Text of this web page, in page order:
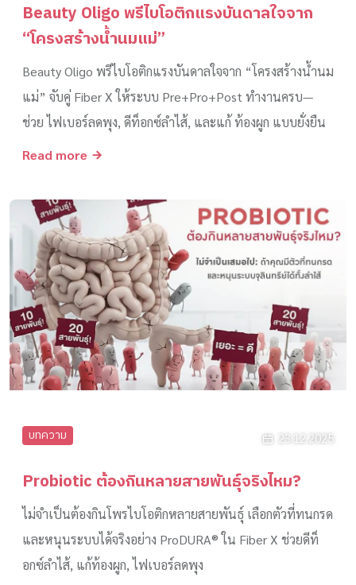
Beauty Oligo พรีไบโอติกแรงบันดาลใจจาก
“โครงสร้างน้ำนมแม่”
Beauty Oligo พรีไบโอติกแรงบันดาลใจจาก “โครงสร้างน้ำนม
แม่” จับคู่ Fiber X ให้ระบบ Pre+Pro+Post ทำงานครบ—
ช่วย ไฟเบอร์ลดพุง, ดีท็อกซ์ลำไส้, และแก้ ท้องผูก แบบยั่งยืน
Read more
บทความ 23.12.2025
Probiotic ต้องกินหลายสายพันธุ์จริงไหม?
ไม่จำเป็นต้องกินโพรไบโอติกหลายสายพันธุ์ เลือกตัวที่ทนกรด
และหนุนระบบได้จริงอย่าง ProDURA® ใน Fiber X ช่วยดีท็
อกซ์ลำไส้, แก้ท้องผูก, ไฟเบอร์ลดพุง